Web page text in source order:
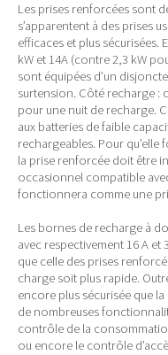
Les prises renforcées sont
s’apparentent à des prises
efficaces et plus sécurisées.
kW et 14A (contre 2,3 kW
sont équipées d’un
surtension. Côté recharge :
pour une nuit de recharge.
aux batteries de faible
rechargeables. Pour qu’elle
la prise renforcée doit être
occasionnel compatible
fonctionnera comme une
Les bornes de recharge à
avec respectivement 16 A et
que celle des prises
charge soit plus rapide.
encore plus sécurisée que
de nombreuses
contrôle de la
ou encore le contrôle